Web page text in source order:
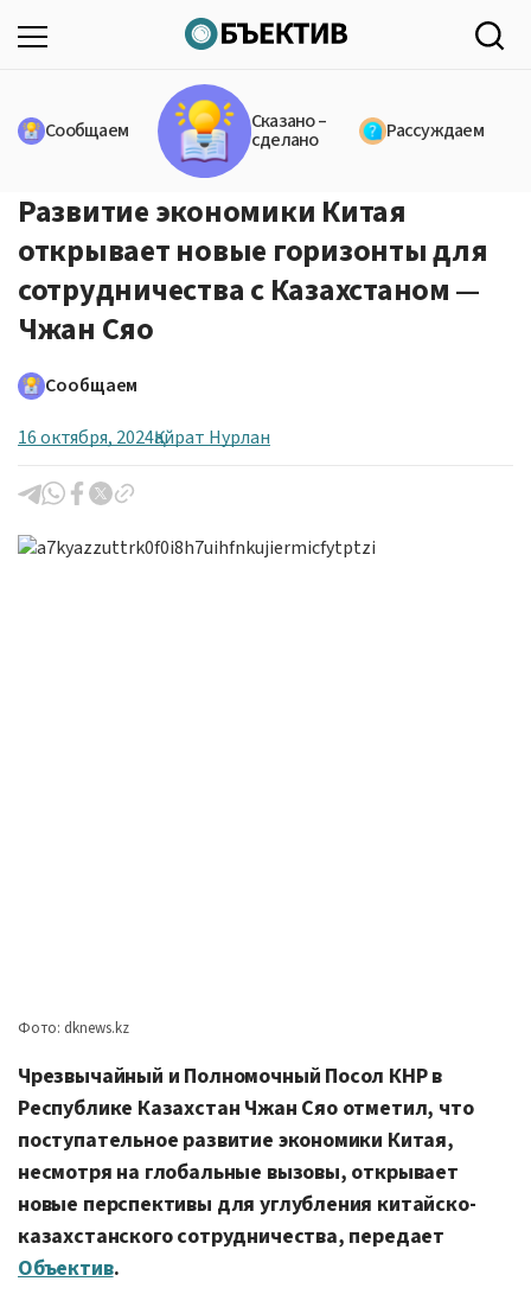
Сообщаем Сказано –
сделано Рассуждаем
Развитие экономики Китая
открывает новые горизонты для
сотрудничества с Казахстаном —
Чжан Сяо
Сообщаем
16 октября, 2024Қайрат Нурлан
Фото: dknews.kz
Чрезвычайный и Полномочный Посол КНР в
Республике Казахстан Чжан Сяо отметил, что
поступательное развитие экономики Китая,
несмотря на глобальные вызовы, открывает
новые перспективы для углубления китайско-
казахстанского сотрудничества, передает
Объектив.